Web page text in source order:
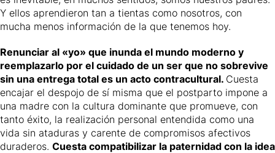
Y ellos aprendieron tan a tientas como nosotros, con
mucha menos información de la que tenemos hoy.
Renunciar al «yo» que inunda el mundo moderno y
reemplazarlo por el cuidado de un ser que no sobrevive
sin una entrega total es un acto contracultural. Cuesta
encajar el despojo de sí misma que el postparto impone a
una madre con la cultura dominante que promueve, con
tanto éxito, la realización personal entendida como una
vida sin ataduras y carente de compromisos afectivos
duraderos. Cuesta compatibilizar la paternidad con la idea